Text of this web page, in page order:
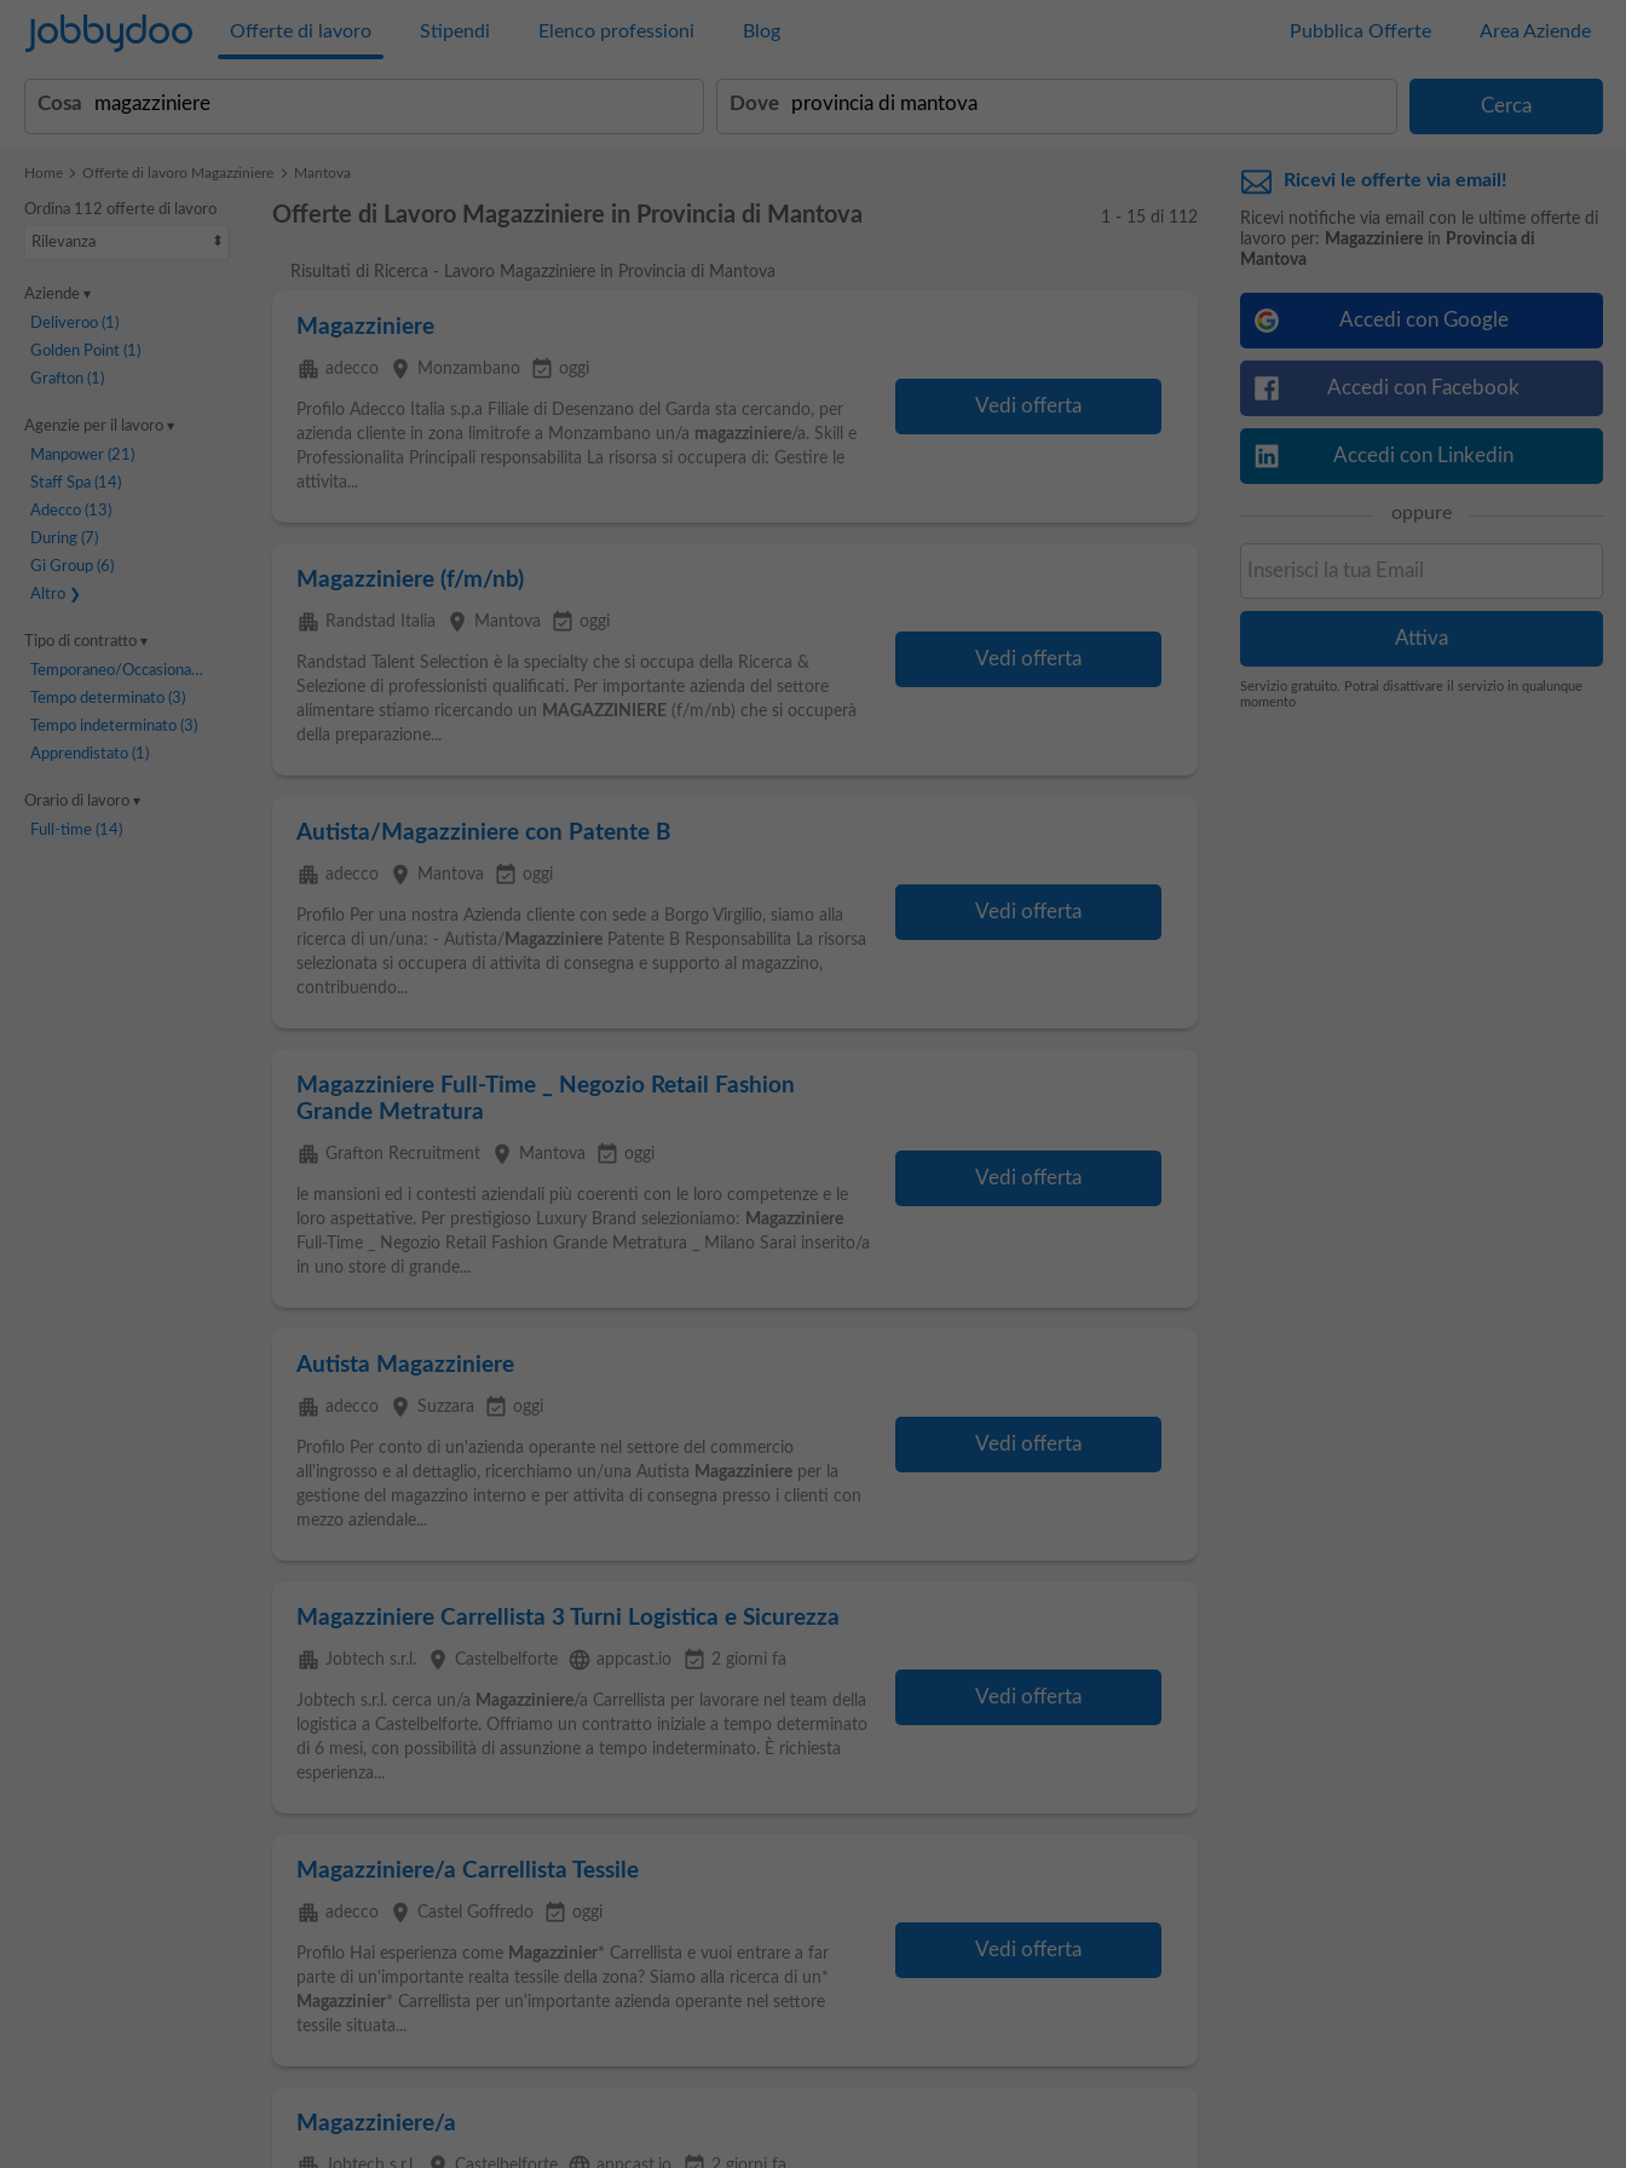
Jobbydoo Offerte di lavoro Stipendi Elenco professioni Blog Pubblica Offerte Area Aziende
Cosa Dove
Home Offerte di lavoro Magazziniere Mantova
Ordina 112 offerte di lavoro
Rilevanza
Aziende
Deliveroo(1)
Golden Point(1)
Grafton(1)
Agenzie per il lavoro
Manpower(21)
Staff Spa(14)
Adecco(13)
During(7)
Gi Group(6)
Altro
Tipo di contratto
Temporaneo/Occasionale
Tempo determinato(3)
Tempo indeterminato(3)
Apprendistato(1)
Orario di lavoro
Full-time(14)
Offerte di Lavoro Magazziniere in Provincia di Mantova 1 - 15 di 112
Risultati di Ricerca - Lavoro Magazziniere in Provincia di Mantova
Magazziniere
apartment adecco place Monzambano event_available oggi
Profilo Adecco Italia s.p.a Filiale di Desenzano del Garda sta cercando, per
azienda cliente in zona limitrofe a Monzambano un/a magazziniere/a. Skill e
Professionalita Principali responsabilita La risorsa si occupera di: Gestire le
attivita...
Vedi offerta
Magazziniere (f/m/nb)
apartment Randstad Italia place Mantova event_available oggi
Randstad Talent Selection è la specialty che si occupa della Ricerca &
Selezione di professionisti qualificati. Per importante azienda del settore
alimentare stiamo ricercando un MAGAZZINIERE(f/m/nb) che si occuperà
della preparazione...
Vedi offerta
Autista/Magazziniere con Patente B
apartment adecco place Mantova event_available oggi
Profilo Per una nostra Azienda cliente con sede a Borgo Virgilio, siamo alla
ricerca di un/una: - Autista/ MagazzinierePatente B Responsabilita La risorsa
selezionata si occupera di attivita di consegna e supporto al magazzino,
contribuendo...
Vedi offerta
Magazziniere Full-Time _ Negozio Retail Fashion
Grande Metratura
apartment Grafton Recruitment place Mantova event_available oggi
le mansioni ed i contesti aziendali più coerenti con le loro competenze e le
loro aspettative. Per prestigioso Luxury Brand selezioniamo:
Magazziniere
Full-Time _ Negozio Retail Fashion Grande Metratura _ Milano Sarai inserito/a
in uno store di grande...
Vedi offerta
Autista Magazziniere
apartment adecco place Suzzara event_available oggi
Profilo Per conto di un'azienda operante nel settore del commercio
all'ingrosso e al dettaglio, ricerchiamo un/una Autista Magazziniereper la
gestione del magazzino interno e per attivita di consegna presso i clienti con
mezzo aziendale...
Vedi offerta
Magazziniere Carrellista 3 Turni Logistica e Sicurezza
apartment Jobtech s.r.l. place Castelbelforte language appcast.io event_available 2 giorni fa
Jobtech s.r.l. cerca un/a Magazziniere/a Carrellista per lavorare nel team della
logistica a Castelbelforte. Offriamo un contratto iniziale a tempo determinato
di 6 mesi, con possibilità di assunzione a tempo indeterminato. È richiesta
esperienza...
Vedi offerta
Magazziniere/a Carrellista Tessile
apartment adecco place Castel Goffredo event_available oggi
Profilo Hai esperienza come Magazzinier* Carrellista e vuoi entrare a far
parte di un'importante realta tessile della zona? Siamo alla ricerca di un*
Magazzinier* Carrellista per un'importante azienda operante nel settore
tessile situata...
Vedi offerta
Magazziniere/a
Ricevi le offerte via email!
Ricevi notifiche via email con le ultime offerte di
lavoro per: Magazzinierein Provincia di
Mantova
Accedi con Google
Accedi con Facebook
Accedi con Linkedin
oppure
Servizio gratuito. Potrai disattivare il servizio in qualunque
momento